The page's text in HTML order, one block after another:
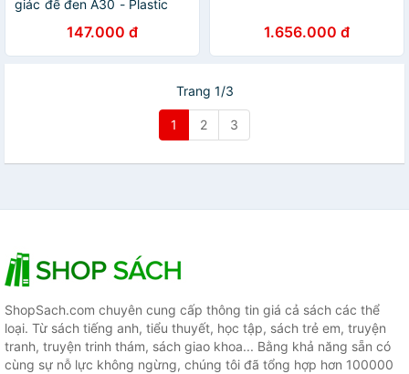
giác đế đen A30 - Plastic
147.000 đ 1.656.000 đ
Trang 1/3
1 2 3
ShopSach.com chuyên cung cấp thông tin giá cả sách các thể
loại. Từ sách tiếng anh, tiểu thuyết, học tập, sách trẻ em, truyện
tranh, truyện trinh thám, sách giao khoa... Bằng khả năng sẵn có
cùng sự nỗ lực không ngừng, chúng tôi đã tổng hợp hơn 100000